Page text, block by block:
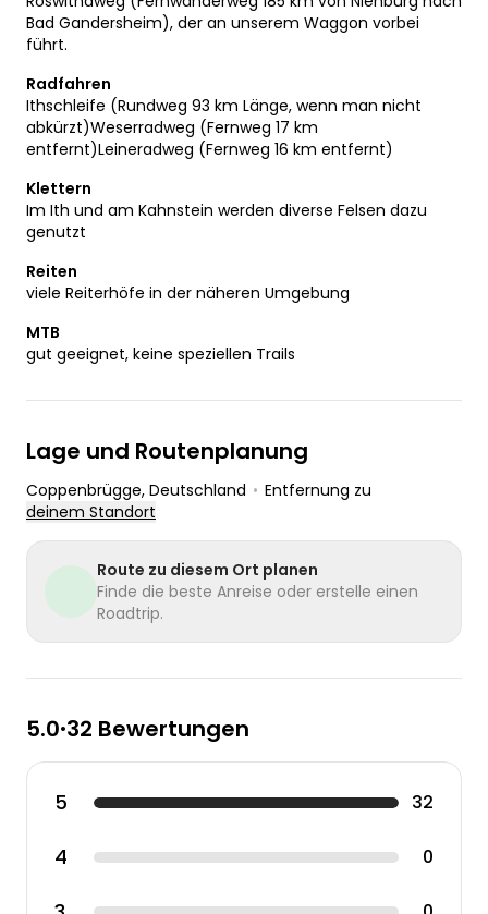
Bad Gandersheim), der an unserem Waggon vorbei
führt.
Radfahren
Ithschleife (Rundweg 93 km Länge, wenn man nicht
abkürzt)Weserradweg (Fernweg 17 km
entfernt)Leineradweg (Fernweg 16 km entfernt)
Klettern
Im Ith und am Kahnstein werden diverse Felsen dazu
genutzt
Reiten
viele Reiterhöfe in der näheren Umgebung
MTB
gut geeignet, keine speziellen Trails
Lage und Routenplanung
Coppenbrügge, Deutschland • Entfernung zu
deinem Standort
Route zu diesem Ort planen
Finde die beste Anreise oder erstelle einen
Roadtrip.
5.0•32 Bewertungen
5 32
4 0